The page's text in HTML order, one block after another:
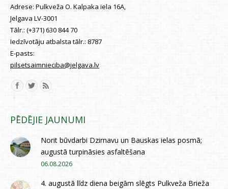
Adrese: Pulkveža O. Kalpaka iela 16A,
Jelgava LV-3001
Tālr.: (+371) 630 844 70
Iedzīvotāju atbalsta tālr.: 8787
E-pasts:
pilsetsaimnieciba@jelgava.lv
Find us on:
PĒDĒJIE JAUNUMI
Norit būvdarbi Dzirnavu un Bauskas ielas posmā;
augustā turpināsies asfaltēšana
06.08.2026
4. augustā līdz diena beigām slēgts Pulkveža Brieža